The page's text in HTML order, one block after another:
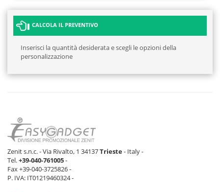
CALCOLA IL PREVENTIVO
Inserisci la quantità desiderata e scegli le opzioni della
personalizzazione
Zenit s.n.c. - Via Rivalto, 1 34137Trieste- Italy -
Tel.+39-040-761005-
Fax +39-040-3725826 -
P. IVA: IT01219460324 -